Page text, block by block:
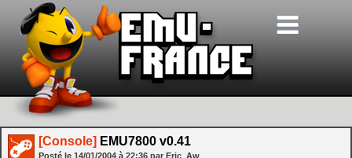
[Console] EMU7800 v0.41
Posté le 14/01/2004 à 22:36 par Eric_Aw